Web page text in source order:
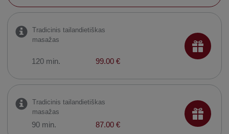
Tradicinis tailandietiškas
masažas
120 min. 99.00 €
Tradicinis tailandietiškas
masažas
90 min. 87.00 €